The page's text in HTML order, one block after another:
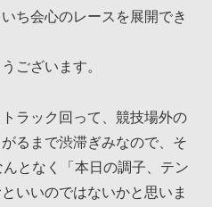
ち会心のレースを展開でき
ございます。
ラック回って、競技場外の
るまで渋滞ぎみなので、そ
となく「本日の調子、テン
いいのではないかと思いま